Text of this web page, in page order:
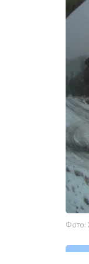
Фото: